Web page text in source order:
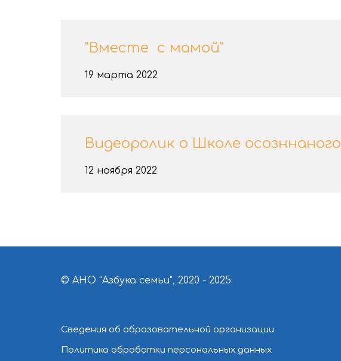
"Вместе с мамой"
19 марта 2022
Видеоролик о Школе
12 ноября 2022
© АНО "Азбука семьи", 2020 - 2025
Сведения об образовательной организации
Политика обработки персональных данных